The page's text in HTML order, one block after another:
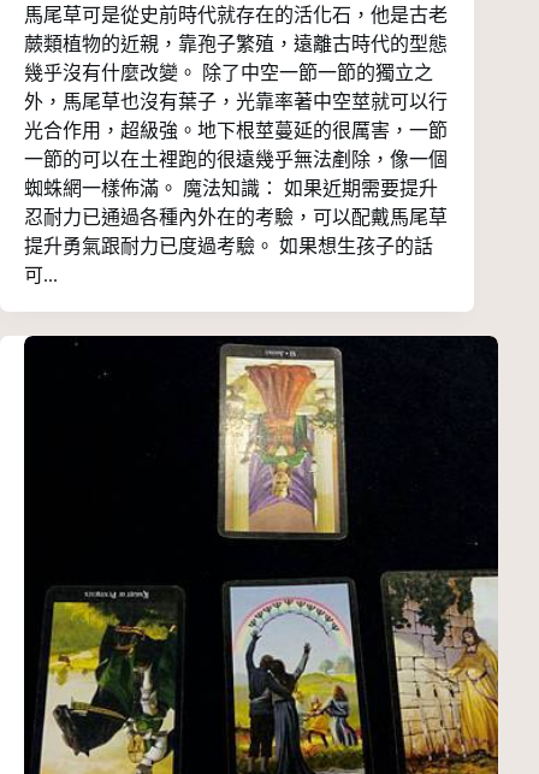
馬尾草可是從史前時代就存在的活化石，他是古老
蕨類植物的近親，靠孢子繁殖，遠離古時代的型態
幾乎沒有什麼改變。 除了中空一節一節的獨立之
外，馬尾草也沒有葉子，光靠率著中空莖就可以行
光合作用，超級強。地下根莖蔓延的很厲害，一節
一節的可以在土裡跑的很遠幾乎無法剷除，像一個
蜘蛛網一樣佈滿。 魔法知識： 如果近期需要提升
忍耐力已通過各種內外在的考驗，可以配戴馬尾草
提升勇氣跟耐力已度過考驗。 如果想生孩子的話
可...